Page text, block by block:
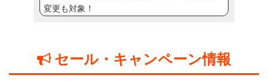
変更も対象！
セール・キャンペーン情報